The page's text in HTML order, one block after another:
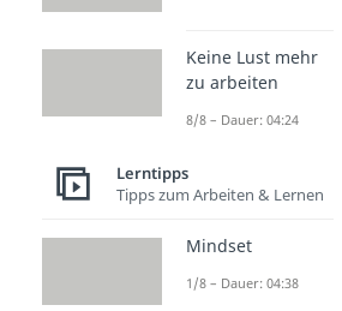
Wenn du dich
und
willst, helfen
Frag dich:
Sicher
deineEltern
Ende ist aber
selbst
hinter
Entscheidung
Keine Lust mehr
zu arbeiten
8/8 – Dauer: 04:24
Lerntipps
Tipps zum Arbeiten & Lernen
Mindset
1/8 – Dauer: 04:38